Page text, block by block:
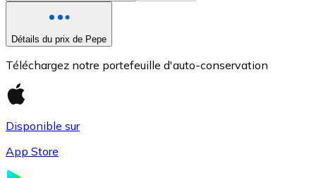
Détails du prix de Pepe
Téléchargez notre portefeuille d'auto-conservation
Disponible sur
App Store